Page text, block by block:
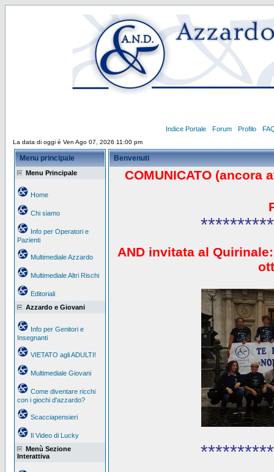
Indice Portale Forum Profilo
La data di oggi è Ven Ago 07, 2026 11:00 pm
Menu principale
Menu Principale
Home
Chi siamo
Info per Operatori e
Pazienti
Multimediale Azzardo
Multimediale Altri Rischi
Editoriali
Azzardo e Giovani
Info per Genitori e
Insegnanti
VIETATO agli ADULTI!
Multimediale Giovani
Come diventare ricchi
con i giochi d'azzardo?
Scacciapensieri
Il Video di Lucky
Menù Sezione
Interattiva
Benvenuti
COMUNICATO (ancora
AND invitata al